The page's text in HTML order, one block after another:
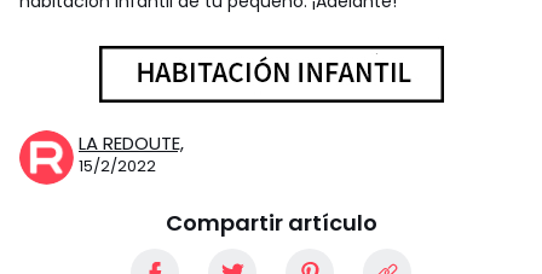
LA REDOUTE,
15/2/2022
Compartir artículo